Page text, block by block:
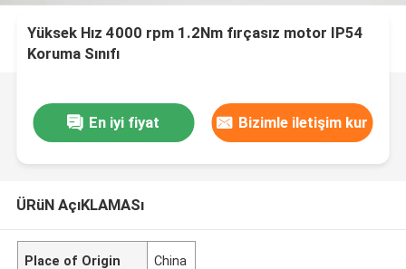
Yüksek Hız 4000 rpm 1.2Nm fırçasız motor IP54
Koruma Sınıfı
En iyi fiyat Bizimle iletişim kur
ÜRüN AçıKLAMASı
Place of Origin China